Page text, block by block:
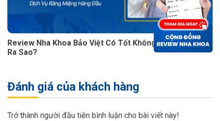
Review Nha Khoa Bảo Việt Có Tốt Không? Chất Lượng
Ra Sao?
Đánh giá của khách hàng
Trở thành người đầu tiên bình luận cho bài viết này!